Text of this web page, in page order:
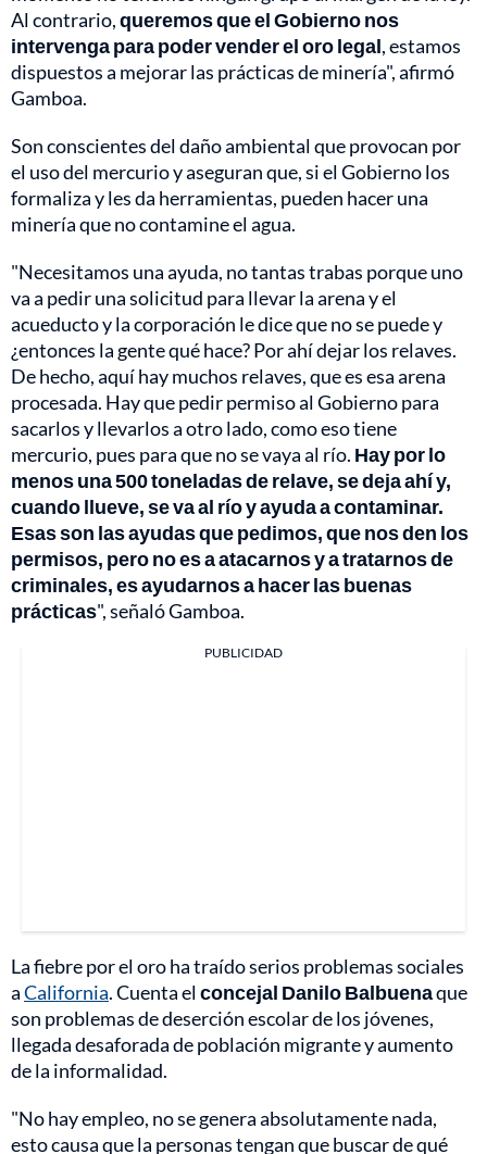
Al contrario,queremos que el Gobierno nos
intervenga para poder vender el oro legal, estamos
dispuestos a mejorar las prácticas de minería", afirmó
Gamboa.
Son conscientes del daño ambiental que provocan por
el uso del mercurio y aseguran que, si el Gobierno los
formaliza y les da herramientas, pueden hacer una
minería que no contamine el agua.
"Necesitamos una ayuda, no tantas trabas porque uno
va a pedir una solicitud para llevar la arena y el
acueducto y la corporación le dice que no se puede y
¿entonces la gente qué hace? Por ahí dejar los relaves.
De hecho, aquí hay muchos relaves, que es esa arena
procesada. Hay que pedir permiso al Gobierno para
sacarlos y llevarlos a otro lado, como eso tiene
mercurio, pues para que no se vaya al río. Hay por lo
menos una 500 toneladas de relave, se deja ahí y,
cuando llueve, se va al río y ayuda a contaminar.
Esas son las ayudas que pedimos, que nos den los
permisos, pero no es a atacarnos y a tratarnos de
criminales, es ayudarnos a hacer las buenas
prácticas", señaló Gamboa.
PUBLICIDAD
La fiebre por el oro ha traído serios problemas sociales
aCalifornia. Cuenta elconcejal Danilo Balbuenaque
son problemas de deserción escolar de los jóvenes,
llegada desaforada de población migrante y aumento
de la informalidad.
"No hay empleo, no se genera absolutamente nada,
esto causa que la personas tengan que buscar de qué